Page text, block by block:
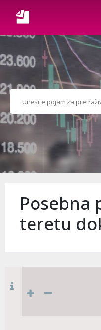
Posebna
teretu